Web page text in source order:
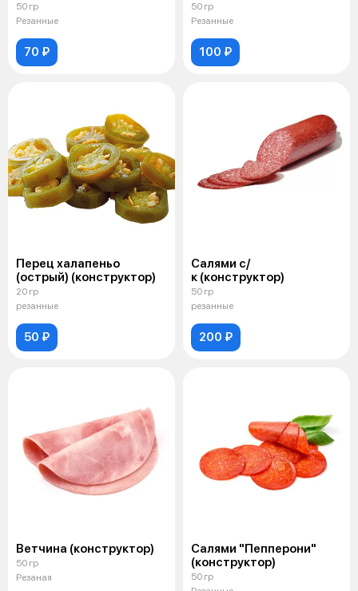
50 гр
Резанные
70 ₽
50 гр
Резанные
100 ₽
Перец халапеньо
(острый) (конструктор)
20 гр
резанные
50 ₽
Салями с/
к (конструктор)
50 гр
резанные
200 ₽
Ветчина (конструктор)
50 гр
Резаная
Салями "Пепперони"
(конструктор)
50 гр